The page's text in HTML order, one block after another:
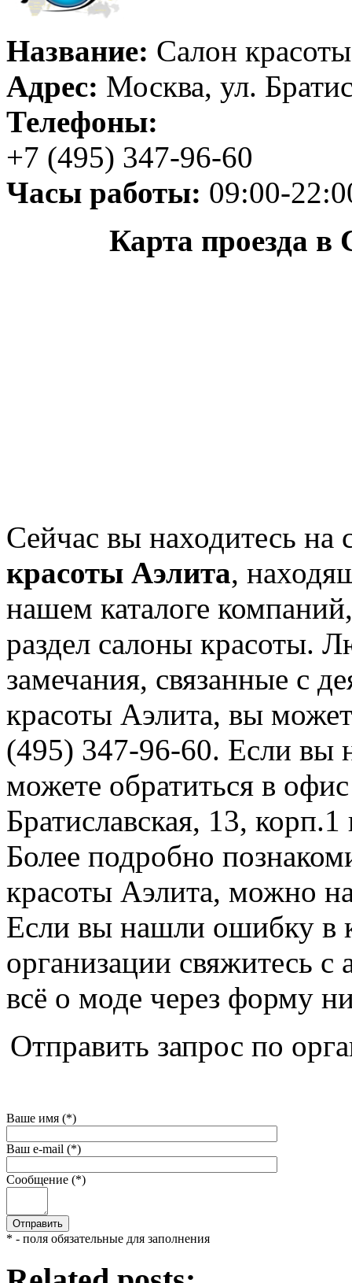
Название: Салон
Адрес: Москва, ул.
Телефоны:
+7 (495) 347-96-60
Часы работы: 09:00-
Карта проезда в
Сейчас вы находитесь на
красоты Аэлита,
нашем каталоге
раздел салоны красоты.
замечания, связанные с
красоты Аэлита, вы
(495) 347-96-60. Если вы
можете обратиться в
Братиславская, 13,
Более подробно
красоты Аэлита, можно
Если вы нашли ошибку в
организации свяжитесь
всё о моде через форму
Отправить запрос по
Ваше имя (*)
Ваш e-mail (*)
Сообщение (*)
* - поля обязательные для заполнения